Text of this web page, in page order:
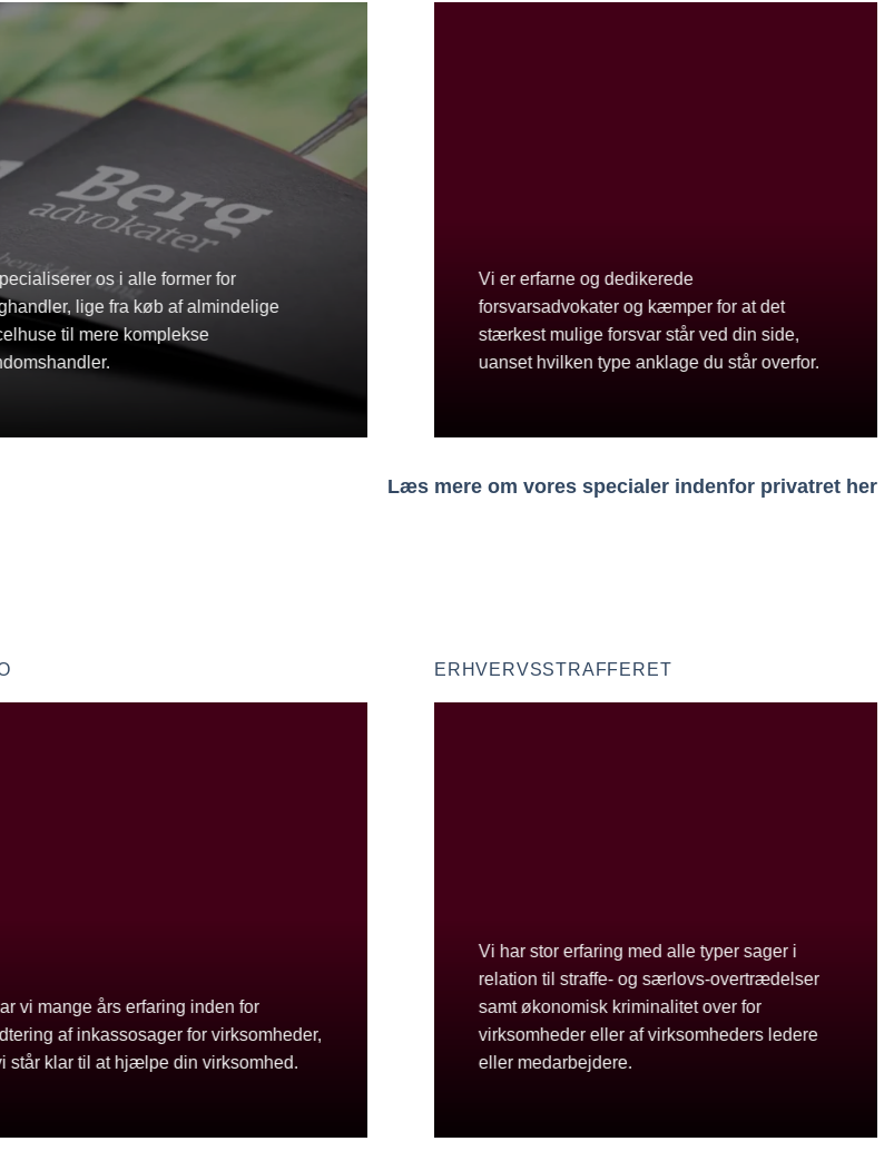
os i alle former for
lige fra køb af almindelige
til mere komplekse
Vi er erfarne og dedikerede
forsvarsadvokater og kæmper for at det
stærkest mulige forsvar står ved din side,
uanset hvilken type anklage du står overfor.
Læs mere om vores specialer indenfor privatret her
vi mange års erfaring inden for
af inkassosager for virksomheder,
står klar til at hjælpe din virksomhed.
ERHVERVSSTRAFFERET
Vi har stor erfaring med alle typer sager i
relation til straffe- og særlovs-overtrædelser
samt økonomisk kriminalitet over for
virksomheder eller af virksomheders ledere
eller medarbejdere.